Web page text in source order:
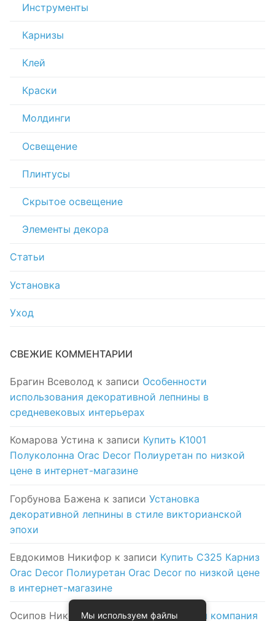
Инструменты
Карнизы
Клей
Краски
Молдинги
Освещение
Плинтусы
Скрытое освещение
Элементы декора
Статьи
Установка
Уход
СВЕЖИЕ КОММЕНТАРИИ
Брагин Всеволод к записи Особенности
использования декоративной лепнины в
средневековых интерьерах
Комарова Устина к записи Купить K1001
Полуколонна Orac Decor Полиуретан по низкой
цене в интернет-магазине
Горбунова Бажена к записи Установка
декоративной лепнины в стиле викторианской
эпохи
Евдокимов Никифор к записи Купить C325 Карниз
Orac Decor Полиуретан Orac Decor по низкой цене
в интернет-магазине
Осипов Николак записиЛогистическая компания
Мы используем файлы